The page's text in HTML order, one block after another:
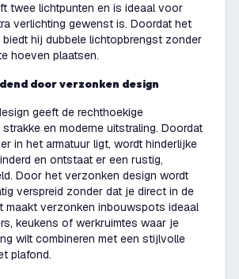
twee lichtpunten en is ideaal voor
verlichting gewenst is. Doordat het
hij dubbele lichtopbrengst zonder
hoeven plaatsen.
door verzonken design
geeft de rechthoekige
en moderne uitstraling. Doordat
in het armatuur ligt, wordt hinderlijke
en ontstaat er een rustig,
Door het verzonken design wordt
verspreid zonder dat je direct in de
maakt verzonken inbouwspots ideaal
keukens of werkruimtes waar je
wilt combineren met een stijlvolle
plafond.